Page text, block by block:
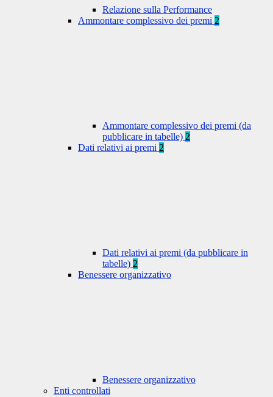
Relazione sulla Performance
Ammontare complessivo dei premi 2
Ammontare complessivo dei premi (da
pubblicare in tabelle) 2
Dati relativi ai premi 2
Dati relativi ai premi (da pubblicare in
tabelle) 2
Benessere organizzativo
Benessere organizzativo
Enti controllati